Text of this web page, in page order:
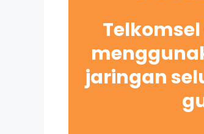
jaringan